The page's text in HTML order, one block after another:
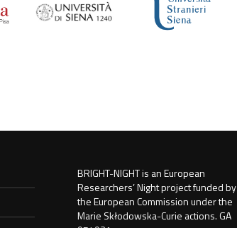
BRIGHT-NIGHT is an European
Researchers’ Night project funded by
the European Commission under the
Marie Skłodowska-Curie actions. GA